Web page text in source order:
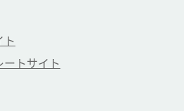
ト
ートサイト